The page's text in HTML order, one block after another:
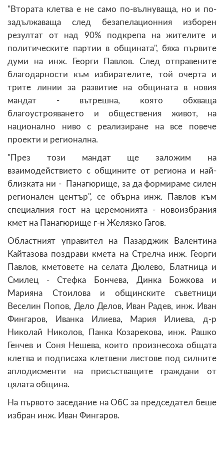
"Втората клетва е не само по-вълнуваща, но и по-
задължаваща след безапелационния изборен
резултат от над 90% подкрепа на жителите и
политическите партии в общината", бяха първите
думи на инж. Георги Павлов. След отправените
благодарности към избирателите, той очерта и
трите линии за развитие на общината в новия
мандат - вътрешна, която обхваща
благоустрояването и обществения живот, на
национално ниво с реализиране на все повече
проекти и регионална.
"През този мандат ще заложим на
взаимодействието с общините от региона и най-
близката ни - Панагюрище, за да формираме силен
регионален център", се обърна инж. Павлов към
специалния гост на церемонията - новоизбрания
кмет на Панагюрище г-н Желязко Гагов.
Областният управител на Пазарджик Валентина
Кайтазова поздрави кмета на Стрелча инж. Георги
Павлов, кметовете на селата Дюлево, Блатница и
Смилец - Стефка Бончева, Динка Божкова и
Марияна Стоилова и общинските съветници
Веселин Попов, Дело Делов, Иван Радев, инж. Иван
Фингаров, Иванка Илиева, Мария Илиева, д-р
Николай Николов, Панка Козарекова, инж. Рашко
Генчев и Соня Нешева, които произнесоха общата
клетва и подписаха клетвени листове под силните
аплодисменти на присъстващите граждани от
цялата община.
На първото заседание на ОбС за председател беше
избран инж. Иван Фингаров.